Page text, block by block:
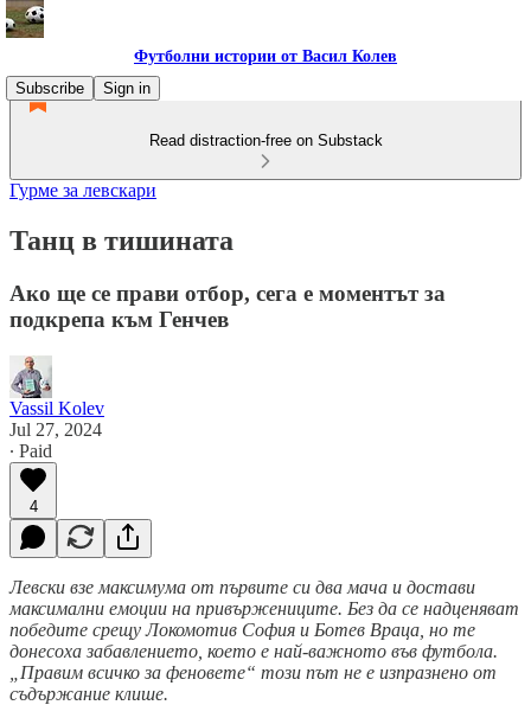
Футболни истории от Васил Колев
Subscribe
Sign in
Read distraction-free on Substack
Гурме за левскари
Танц в тишината
Ако ще се прави отбор, сега е моментът за
подкрепа към Генчев
Vassil Kolev
Jul 27, 2024
∙ Paid
4
Левски взе максимума от първите си два мача и достави
максимални емоции на привържениците. Без да се надценяват
победите срещу Локомотив София и Ботев Враца, но те
донесоха забавлението, което е най-важното във футбола.
„Правим всичко за феновете“ този път не е изпразнено от
съдържание клише.